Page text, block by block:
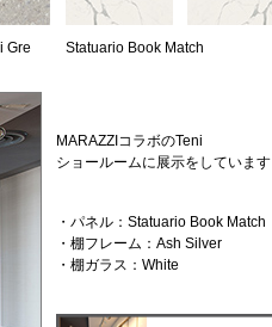
Gre Statuario Book Match
MARAZZIコラボのTeni
ショールームに展示をしています
・パネル：Statuario Book Match
・棚フレーム：Ash Silver
・棚ガラス：White